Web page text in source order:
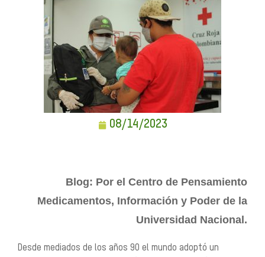
08/14/2023
Blog: Por el Centro de Pensamiento
Medicamentos, Información y Poder de la
Universidad Nacional.
Desde mediados de los años 90 el mundo adoptó un